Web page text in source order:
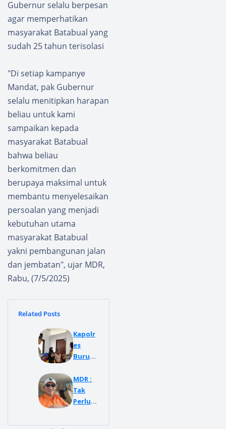
Gubernur selalu berpesan
agar memperhatikan
masyarakat Batabual yang
sudah 25 tahun terisolasi
"Di setiap kampanye
Mandat, pak Gubernur
selalu menitipkan harapan
beliau untuk kami
sampaikan kepada
masyarakat Batabual
bahwa beliau
berkomitmen dan
berupaya maksimal untuk
membantu menyelesaikan
persoalan yang menjadi
kebutuhan utama
masyarakat Batabual
yakni pembangunan jalan
dan jembatan", ujar MDR,
Rabu, (7/5/2025)
Related Posts
Kapolr
es
Buru
Sulastr
i
Sukidja
S.H.,
MDR :
Tak
Perlu
repot